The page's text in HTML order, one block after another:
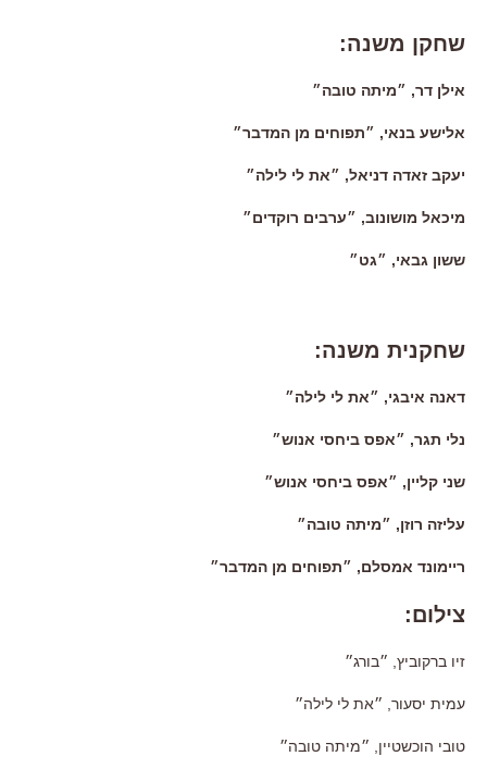
שחקן משנה:
אילן דר, ״מיתה טובה״
אלישע בנאי, ״תפוחים מן המדבר״
יעקב זאדה דניאל, ״את לי לילה״
מיכאל מושונוב, ״ערבים רוקדים״
ששון גבאי, ״גט״
שחקנית משנה:
דאנה איבגי, ״את לי לילה״
נלי תגר, ״אפס ביחסי אנוש״
שני קליין, ״אפס ביחסי אנוש״
עליזה רוזן, ״מיתה טובה״
ריימונד אמסלם, ״תפוחים מן המדבר״
צילום:
זיו ברקוביץ, ״בורג״
עמית יסעור, ״את לי לילה״
טובי הוכשטיין, ״מיתה טובה״